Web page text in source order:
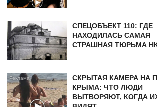
СПЕЦОБЪЕКТ 110: ГДЕ
НАХОДИЛАСЬ САМАЯ
СТРАШНАЯ ТЮРЬМА
СКРЫТАЯ КАМЕРА НА
КРЫМА: ЧТО ЛЮДИ
ВЫТВОРЯЮТ, КОГДА